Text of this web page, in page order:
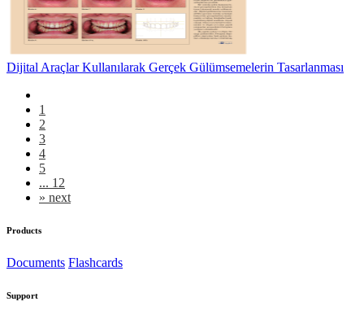
Dijital Araçlar Kullanılarak Gerçek Gülümsemelerin Tasarlanması
1
2
3
4
5
... 12
» next
Products
Documents Flashcards
Support